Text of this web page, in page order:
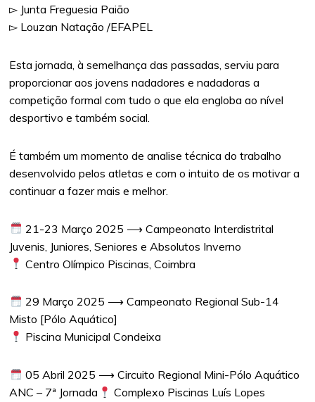
▻ Junta Freguesia Paião
▻ Louzan Natação /EFAPEL
Esta jornada, à semelhança das passadas, serviu para
proporcionar aos jovens nadadores e nadadoras a
competição formal com tudo o que ela engloba ao nível
desportivo e também social.
É também um momento de analise técnica do trabalho
desenvolvido pelos atletas e com o intuito de os motivar a
continuar a fazer mais e melhor.
21-23 Março 2025 ⟶ Campeonato Interdistrital
Juvenis, Juniores, Seniores e Absolutos Inverno
Centro Olímpico Piscinas, Coimbra
29 Março 2025 ⟶ Campeonato Regional Sub-14
Misto [Pólo Aquático]
Piscina Municipal Condeixa
05 Abril 2025 ⟶ Circuito Regional Mini-Pólo Aquático
ANC – 7ª Jornada
Complexo Piscinas Luís Lopes